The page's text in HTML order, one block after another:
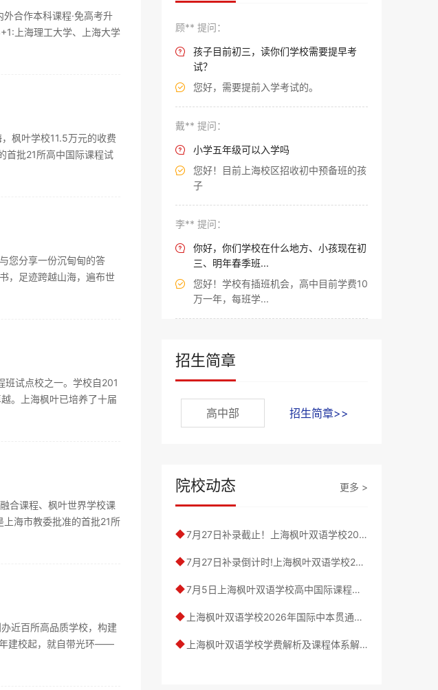
合作本科课程·免高考升
上海理工大学、上海大学
枫叶学校11.5万元的收费
首批21所高中国际课程试
您分享一份沉甸甸的答
，足迹跨越山海，遍布世
班试点校之一。学校自201
。上海枫叶已培养了十届
合课程、枫叶世界学校课
海市教委批准的首批21所
近百所高品质学校，构建
年建校起，就自带光环——
顾** 提问：

孩子目前初三，读你们学校需要提早考
试？
 您好，需要提前入学考试的。
戴** 提问：
 小学五年级可以入学吗

您好！目前上海校区招收初中预备班的孩
子
李** 提问：

你好，你们学校在什么地方、小孩现在初
三、明年春季班...

您好！学校有插班机会，高中目前学费10
万一年，每班学...
招生简章
高中部 招生简章>>
院校动态 更多 >
◆ 7月27日补录截止！上海枫叶双语学校2026秋招，双学历保障、百强高录取助力孩子冲刺世界高校！
◆ 7月27日补录倒计时!上海枫叶双语学校2026年秋招最后席位，抢占从速!
◆ 7月5日上海枫叶双语学校高中国际课程班志愿签约，双籍双证、中西融合助孩子升学
◆ 上海枫叶双语学校2026年国际中本贯通班｜3年国际高中课程+4年国内外合作本科课程
◆ 上海枫叶双语学校学费解析及课程体系解析